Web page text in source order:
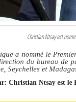
Christian Ntsay est
a nommé le
du bureau de
Seychelles et
Christian Ntsay est le